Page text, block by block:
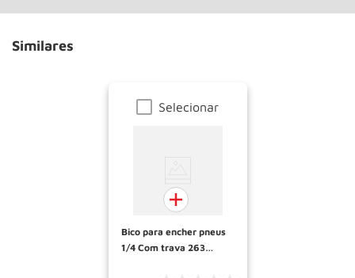
Similares
Selecionar
Bico para encher pneus
1/4 Com trava 263